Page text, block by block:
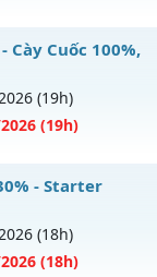
TỤ vào 10h ngày
Cày Cuốc 100%,
(19h)
(19h)
NIỆM
- Starter
(18h)
(18h)